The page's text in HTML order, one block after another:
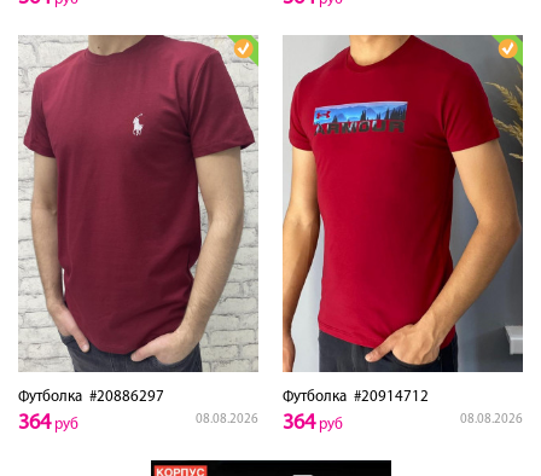
Футболка #20886297
08.08.2026
364руб
Футболка #20914712
08.08.2026
364руб